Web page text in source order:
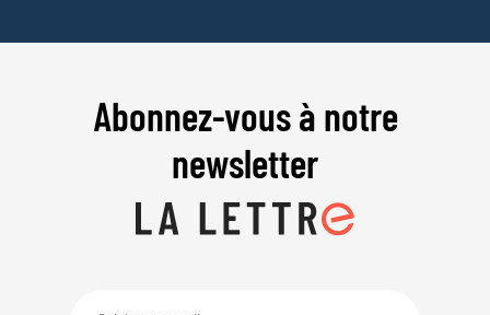
Abonnez-vous à notre
newsletter